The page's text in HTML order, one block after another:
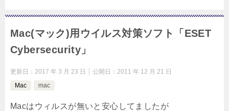
Mac(マック)用ウイルス対策ソフト「ESET
Cybersecurity」
更新日： 2017 年 3 月 23 日 公開日： 2011 年 12 月 21 日
Mac
mac
Macはウィルスが無いと安心してましたが